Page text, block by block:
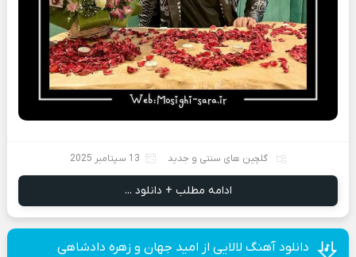
گلچین های سنتی و جدید 13 سپتامبر 2025
ادامه مطلب + دانلود ...
دانلود آهنگ لالایی از امید جهان و زهره دادشاهی